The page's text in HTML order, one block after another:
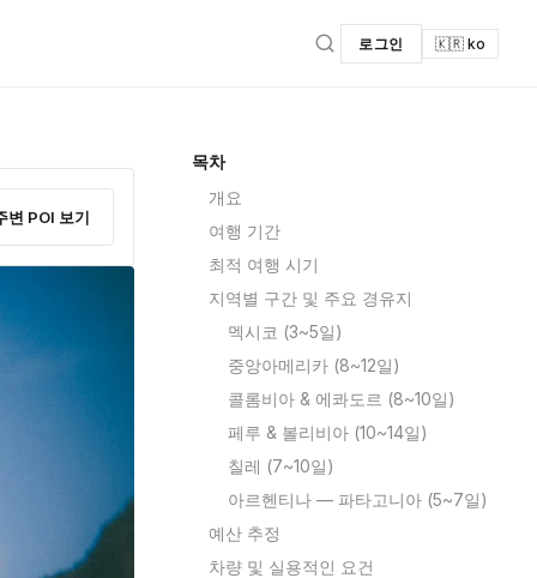
로그인 🇰🇷 ko
변 POI 보기
목차
개요
여행 기간
최적 여행 시기
지역별 구간 및 주요 경유지
멕시코 (3~5일)
중앙아메리카 (8~12일)
콜롬비아 & 에콰도르 (8~10일)
페루 & 볼리비아 (10~14일)
칠레 (7~10일)
아르헨티나 — 파타고니아 (5~7일)
예산 추정
차량 및 실용적인 요건